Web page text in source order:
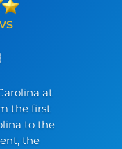
at
the first
to the
the